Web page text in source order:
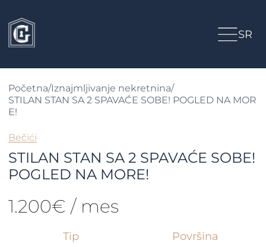
SR
Početna/Iznajmljivanje nekretnina/
STILAN STAN SA 2 SPAVAĆE SOBE! POGLED NA MOR
E!
Bečići
STILAN STAN SA 2 SPAVAĆE SOBE!
POGLED NA MORE!
1.200€ / mes
Tip
Površina